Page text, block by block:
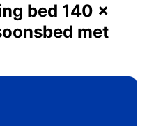
bed 140 x
met